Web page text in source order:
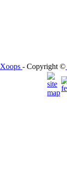
Xoops - Copyright ©